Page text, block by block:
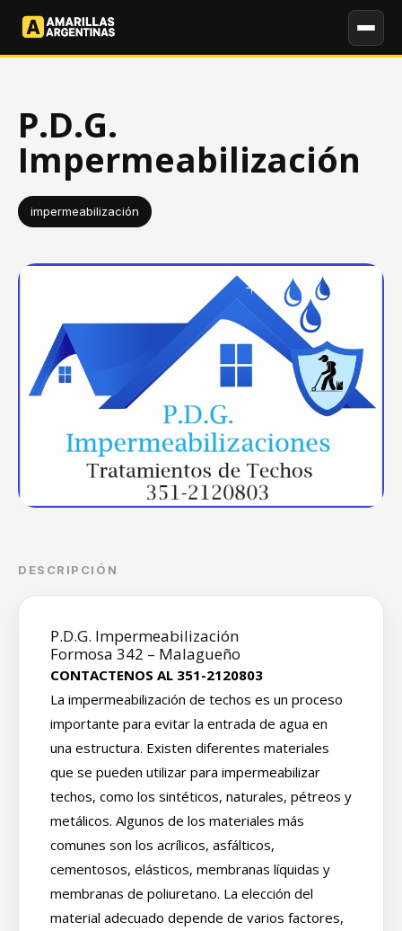
P.D.G.
Impermeabilización
impermeabilización
DESCRIPCIÓN
P.D.G. Impermeabilización
Formosa 342 – Malagueño
CONTACTENOS AL 351-2120803
La impermeabilización de techos es un proceso
importante para evitar la entrada de agua en
una estructura. Existen diferentes materiales
que se pueden utilizar para impermeabilizar
techos, como los sintéticos, naturales, pétreos y
metálicos. Algunos de los materiales más
comunes son los acrílicos, asfálticos,
cementosos, elásticos, membranas líquidas y
membranas de poliuretano. La elección del
material adecuado depende de varios factores,